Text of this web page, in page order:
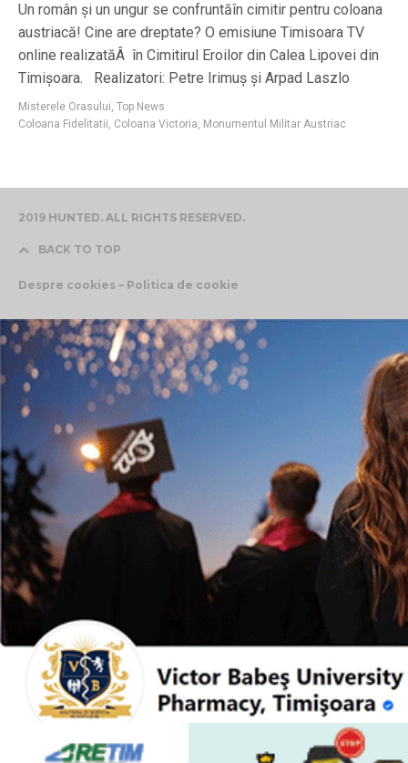
Un român și un ungur se confruntăîn cimitir pentru coloana
austriacă! Cine are dreptate? O emisiune Timisoara TV
online realizatăÂ în Cimitirul Eroilor din Calea Lipovei din
Timișoara. Realizatori: Petre Irimuș și Arpad Laszlo
Misterele Orasului, Top News
Coloana Fidelitatii, Coloana Victoria, Monumentul Militar Austriac
2019 HUNTED. ALL RIGHTS RESERVED.
BACK TO TOP
Despre cookies – Politica de cookie